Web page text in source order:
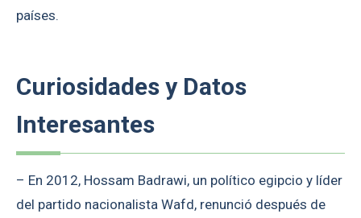
países.
Curiosidades y Datos
Interesantes
– En 2012, Hossam Badrawi, un político egipcio y líder
del partido nacionalista Wafd, renunció después de